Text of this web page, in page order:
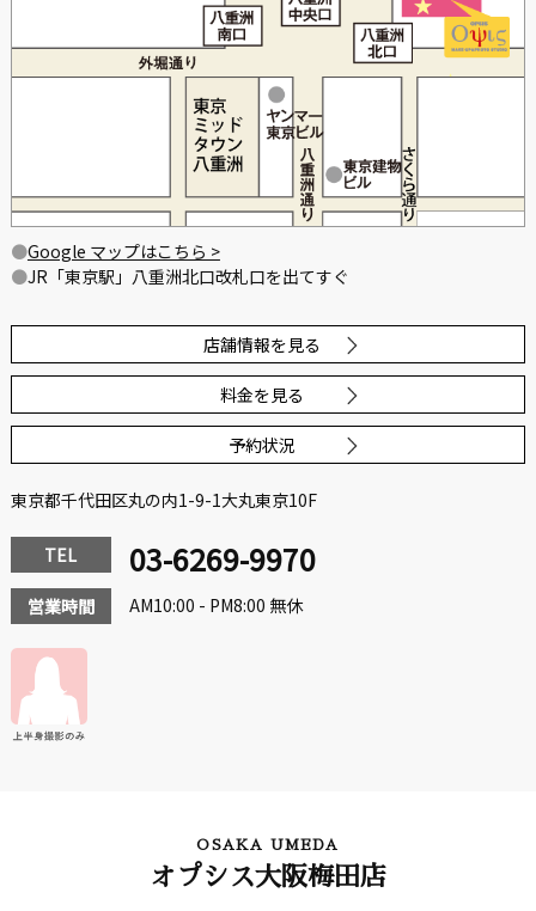
Google マップはこちら >
JR「東京駅」八重洲北口改札口を出てすぐ
店舗情報を見る
料金を見る
予約状況
東京都千代田区丸の内1-9-1大丸東京10F
TEL 03-6269-9970
営業時間 AM10:00 - PM8:00 無休
OSAKA UMEDA
オプシス大阪梅田店